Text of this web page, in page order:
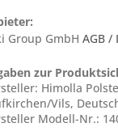
Group GmbH AGB
zur
Himolla
Vils,
Modell-Nr.: